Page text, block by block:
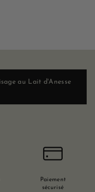
au Lait d'Anesse
Paiement
sécurisé